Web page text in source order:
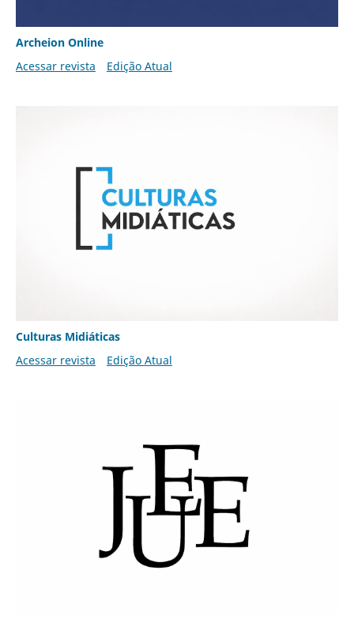
Archeion Online
Acessar revista
Edição Atual
Culturas Midiáticas
Acessar revista
Edição Atual